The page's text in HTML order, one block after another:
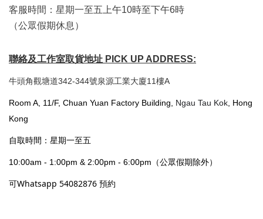
客服時間：星期一至五上午10時至下午6時
（公眾假期休息）
聯絡及工作室取貨地址 PICK UP ADDRESS:
牛頭角觀塘道342-344號泉源工業大廈11樓A
Room A, 11/F, Chuan Yuan Factory Building, Ngau Tau Kok , Hong
Kong
自取時間：星期一至五
10:00am - 1:00pm & 2:00pm - 6:00pm（公眾假期除外）
可Whatsapp 54082876 預約